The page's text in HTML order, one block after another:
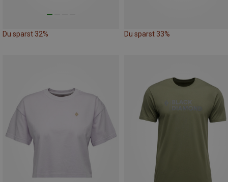
Du sparst 32% Du sparst 33%